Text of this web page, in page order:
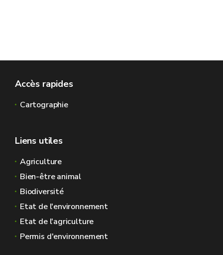
Accès rapides
Cartographie
Liens utiles
Agriculture
Bien-être animal
Biodiversité
Etat de l'environnement
Etat de l'agriculture
Permis d'environnement